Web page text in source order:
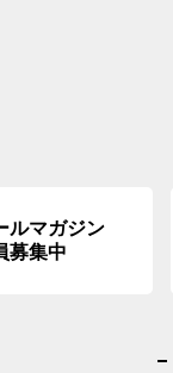
ルマガジン
募集中